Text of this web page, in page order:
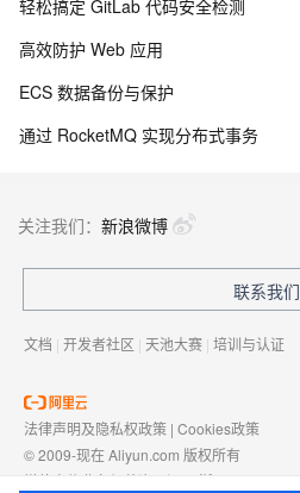
轻松搞定 GitLab 代码安全检测
高效防护 Web 应用
ECS 数据备份与保护
通过 RocketMQ 实现分布式事务
关注我们： 新浪微博
联系我们
文档 | 开发者社区 | 天池大赛 | 培训与认证
法律声明及隐私权政策 | Cookies政策
© 2009-现在 Aliyun.com 版权所有
增值电信业务经营许可证： 浙B2-20080101